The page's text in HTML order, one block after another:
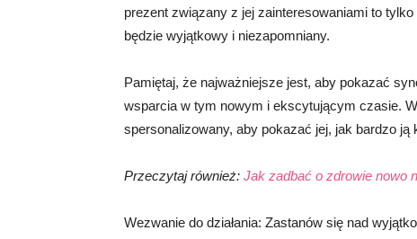
prezent związany z jej zainteresowaniami to
będzie wyjątkowy i niezapomniany.
Pamiętaj, że najważniejsze jest, aby pokazać
wsparcia w tym nowym i ekscytującym czasie.
spersonalizowany, aby pokazać jej, jak bardzo ją
Przeczytaj również: Jak zadbać o zdrowie nowo
Wezwanie do działania: Zastanów się nad